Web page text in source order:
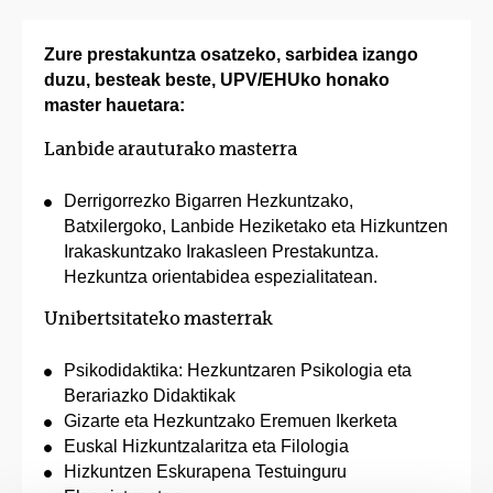
Zure prestakuntza osatzeko, sarbidea izango
duzu, besteak beste, UPV/EHUko honako
master hauetara:
Lanbide arauturako masterra
Derrigorrezko Bigarren Hezkuntzako,
Batxilergoko, Lanbide Heziketako eta Hizkuntzen
Irakaskuntzako Irakasleen Prestakuntza.
Hezkuntza orientabidea espezialitatean.
Unibertsitateko masterrak
Psikodidaktika: Hezkuntzaren Psikologia eta
Berariazko Didaktikak
Gizarte eta Hezkuntzako Eremuen Ikerketa
Euskal Hizkuntzalaritza eta Filologia
Hizkuntzen Eskurapena Testuinguru